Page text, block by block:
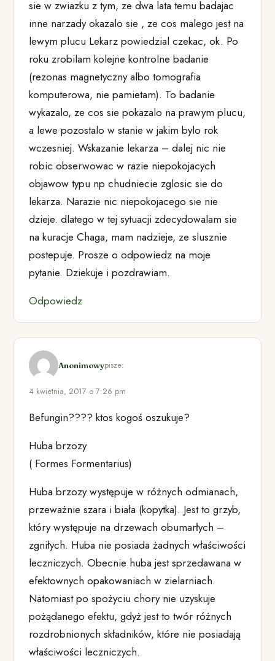
sie w zwiazku z tym, ze dwa lata temu badajac
inne narzady okazalo sie , ze cos malego jest na
lewym plucu Lekarz powiedzial czekac, ok. Po
roku zrobilam kolejne kontrolne badanie
(rezonas magnetyczny albo tomografia
komputerowa, nie pamietam). To badanie
wykazalo, ze cos sie pokazalo na prawym plucu,
a lewe pozostalo w stanie w jakim bylo rok
wczesniej. Wskazanie lekarza – dalej nic nie
robic obserwowac w razie niepokojacych
objawow typu np chudniecie zglosic sie do
lekarza. Narazie nic niepokojacego sie nie
dzieje. dlatego w tej sytuacji zdecydowalam sie
na kuracje Chaga, mam nadzieje, ze slusznie
postepuje. Prosze o odpowiedz na moje
pytanie. Dziekuje i pozdrawiam.
Odpowiedz
Anonimowypisze:
4 kwietnia, 2017 o 7:26 pm
Befungin???? ktos kogoś oszukuje?
Huba brzozy
( Formes Formentarius)
Huba brzozy występuje w różnych odmianach,
przeważnie szara i biała (kopytka). Jest to grzyb,
który występuje na drzewach obumarłych –
zgniłych. Huba nie posiada żadnych właściwości
leczniczych. Obecnie huba jest sprzedawana w
efektownych opakowaniach w zielarniach.
Natomiast po spożyciu chory nie uzyskuje
pożądanego efektu, gdyż jest to twór różnych
rozdrobnionych składników, które nie posiadają
właściwości leczniczych.